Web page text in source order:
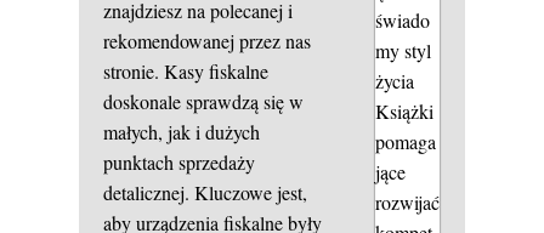
znajdziesz na polecanej i
rekomendowanej przez nas
stronie. Kasy fiskalne
doskonale sprawdzą się w
małych, jak i dużych
punktach sprzedaży
detalicznej. Kluczowe jest,
aby urządzenia fiskalne były
świado
my styl
życia
Książki
pomaga
jące
rozwijać